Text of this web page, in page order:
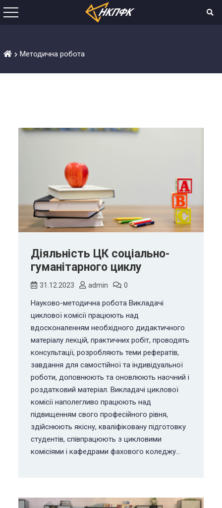
до
Методична робота
Діяльність ЦК соціально-
гуманітарного циклу
31.12.2023 admin
0
Науково-методична робота Викладачі
циклової комісії працюють над
вдосконаленням необхідного дидактичного
матеріалу лекцій, практичних робіт, проводять
консультації, розробляють теми рефератів,
завдання для самостійної та індивідуальної
роботи, доповнюють та оновлюють наочний і
роздатковий матеріал. Викладачі циклової
комісії наполегливо працюють над
підвищенням свого професійного рівня,
здійснюють якісну, кваліфіковану підготовку
студентів, співпрацюють з цикловими
комісіями і кафедрами фахового коледжу…